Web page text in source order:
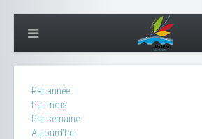
Par année
Par mois
Par semaine
Aujourd'hui